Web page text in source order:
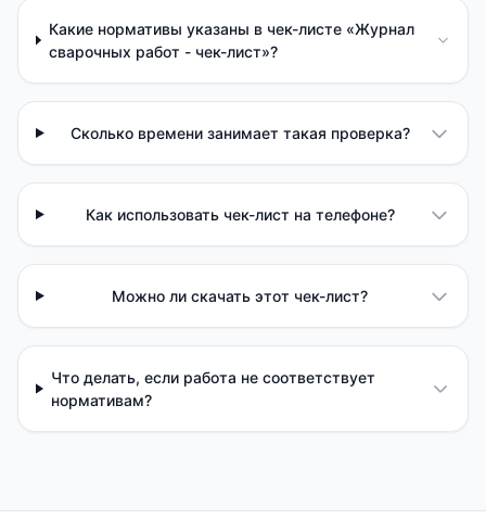
Какие нормативы указаны в чек-листе «Журнал
сварочных работ - чек-лист»?
Сколько времени занимает такая проверка?
Как использовать чек-лист на телефоне?
Можно ли скачать этот чек-лист?
Что делать, если работа не соответствует
нормативам?